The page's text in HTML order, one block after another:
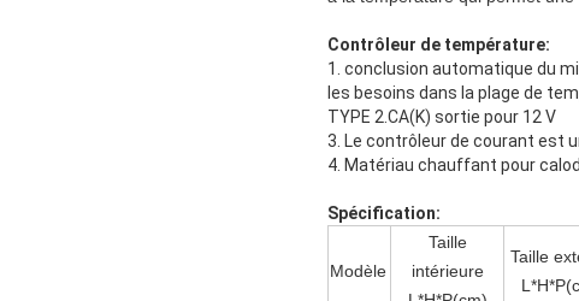
Contrôleur de température:
1. conclusion automatique du
les besoins dans la plage de
TYPE 2.CA(K) sortie pour 12 V
3. Le contrôleur de courant est
4. Matériau chauffant pour
Spécification:
Modèle
Taille
intérieure
Taille